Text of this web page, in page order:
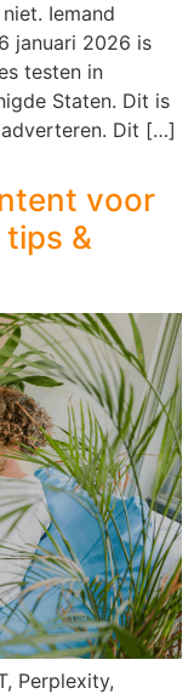
Iemand
januari 2026 is
testen in
Staten. Dit is
Dit […]
voor
&
Perplexity,